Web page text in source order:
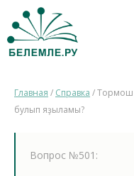
Главная / Справка /Тормош
булып яҙыламы?
Вопрос №501: